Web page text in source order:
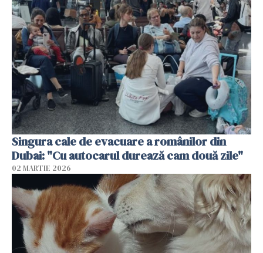
Singura cale de evacuare a românilor din
Dubai: "Cu autocarul durează cam două zile"
02 MARTIE 2026